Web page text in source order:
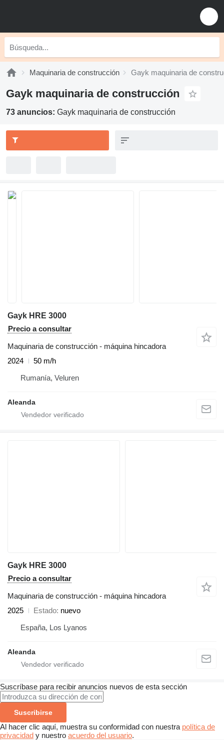
Maquinaria de construcción Gayk maquinaria de
Gayk maquinaria de construcción
73 anuncios: Gayk maquinaria de construcción
Gayk HRE 3000
Precio a consultar
Maquinaria de construcción - máquina hincadora
2024
50 m/h
Rumanía, Veluren
Aleanda
Gayk HRE 3000
Precio a consultar
Maquinaria de construcción - máquina hincadora
2025
Estado nuevo
España, Los Lyanos
Aleanda
Suscríbase para recibir anuncios nuevos de esta sección
Suscribirse
Al hacer clic aquí, muestra su conformidad con nuestra política de
privacidad y nuestro acuerdo del usuario.